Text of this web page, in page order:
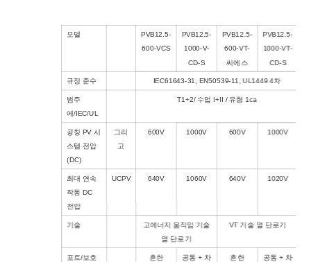
모델
PVB12.5-
600-VCS
PVB12.5-
1000-V-
CD-S
PVB12.5-
600-VT-
씨에스
PVB12.5-
1000-VT-
CD-S
규정 준수 IEC61643-31, EN50539-11, UL1449 4차
범주
에/IEC/UL
T1+2/ 수업 I+II / 유형 1ca
공칭 PV 시
스템 전압
(DC)
그리
고
600V 1000V 600V 1000V
최대 연속
작동 DC
전압
UCPV 640V 1060V 640V 1020V
기술
고에너지 움직임 기술
열 단로기
VT 기술 열 단로기
포트/보호
흔한
공통 + 차
흔한
공통 + 차